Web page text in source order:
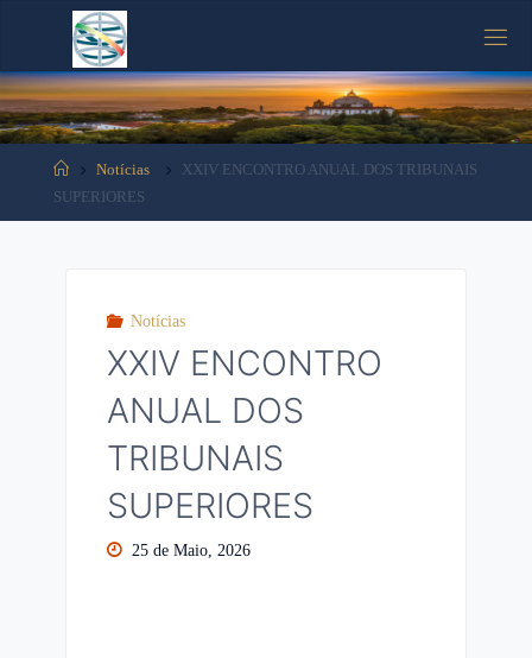
Notícias
XXIV ENCONTRO ANUAL DOS TRIBUNAIS
SUPERIORES
Notícias
XXIV ENCONTRO
ANUAL DOS
TRIBUNAIS
SUPERIORES
25 de Maio, 2026
Tooltip content